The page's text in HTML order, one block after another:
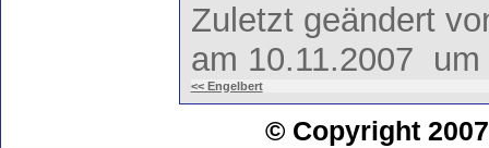
Zuletzt geändert
am 10.11.2007 um
<< Engelbert
© Copyright